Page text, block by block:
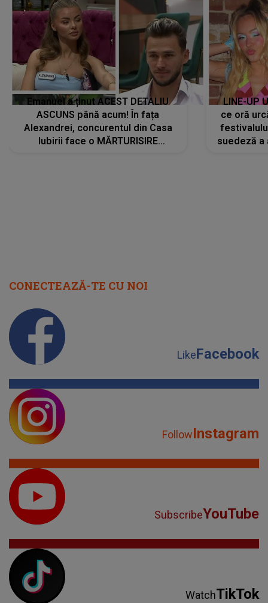
Emanuel a ținut ACEST DETALIU
ASCUNS până acum! În fața
Alexandrei, concurentul din Casa
Iubirii face o MĂRTURISIRE
LINE-UP
ce oră
suedeză a
CONECTEAZĂ-TE CU NOI
LikeFacebook
FollowInstagram
SubscribeYouTube
WatchTikTok